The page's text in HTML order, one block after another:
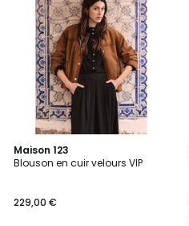
Maison 123
Blouson en cuir velours VIP
229,00 €